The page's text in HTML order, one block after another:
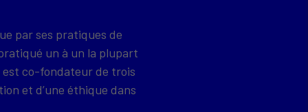
par ses pratiques de
un à un la plupart
est co-fondateur de trois
et d’une éthique dans